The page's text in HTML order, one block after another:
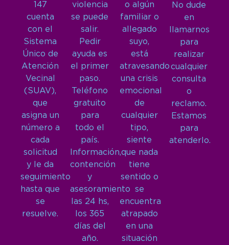
147
cuenta
con el
Sistema
Único de
Atención
Vecinal
(SUAV),
que
asigna un
número a
cada
solicitud
y le da
seguimiento
hasta que
se
resuelve.
violencia
se puede
salir.
Pedir
ayuda es
el primer
paso.
Teléfono
gratuito
para
todo el
país.
Información,
contención
y
asesoramiento
las 24 hs,
los 365
días del
año.
o algún
familiar o
allegado
suyo,
está
atravesando
una crisis
emocional
de
cualquier
tipo,
siente
que nada
tiene
sentido o
se
encuentra
atrapado
en una
situación
No dude
en
llamarnos
para
realizar
cualquier
consulta
o
reclamo.
Estamos
para
atenderlo.